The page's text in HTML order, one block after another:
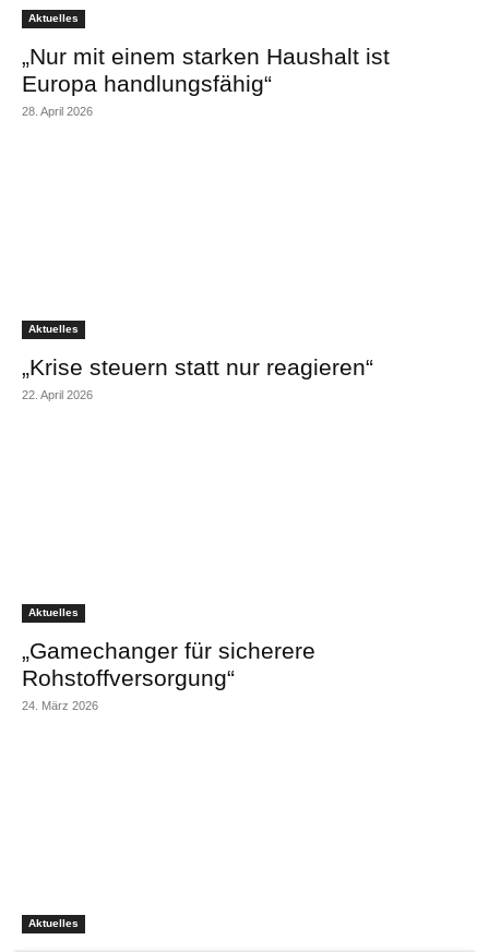
Aktuelles
„Nur mit einem starken Haushalt ist
Europa handlungsfähig“
28. April 2026
Aktuelles
„Krise steuern statt nur reagieren“
22. April 2026
Aktuelles
„Gamechanger für sicherere
Rohstoffversorgung“
24. März 2026
Aktuelles